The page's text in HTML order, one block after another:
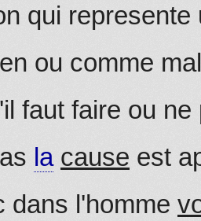
qui represente
ou comme
faut faire ou ne
la cause est
dans l'homme